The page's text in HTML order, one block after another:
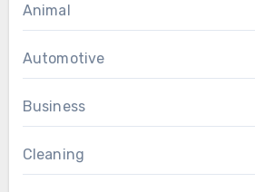
Animal
Automotive
Business
Cleaning